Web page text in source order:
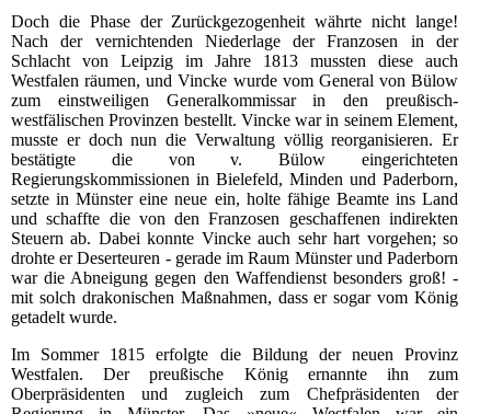
Doch die Phase der Zurückgezogenheit währte nicht lange!
Nach der vernichtenden Niederlage der Franzosen in der
Schlacht von Leipzig im Jahre 1813 mussten diese auch
Westfalen räumen, und Vincke wurde vom General von Bülow
zum einstweiligen Generalkommissar in den preußisch-
westfälischen Provinzen bestellt. Vincke war in seinem Element,
musste er doch nun die Verwaltung völlig reorganisieren. Er
bestätigte die von v. Bülow eingerichteten
Regierungskommissionen in Bielefeld, Minden und Paderborn,
setzte in Münster eine neue ein, holte fähige Beamte ins Land
und schaffte die von den Franzosen geschaffenen indirekten
Steuern ab. Dabei konnte Vincke auch sehr hart vorgehen; so
drohte er Deserteuren - gerade im Raum Münster und Paderborn
war die Abneigung gegen den Waffendienst besonders groß! -
mit solch drakonischen Maßnahmen, dass er sogar vom König
getadelt wurde.
Im Sommer 1815 erfolgte die Bildung der neuen Provinz
Westfalen. Der preußische König ernannte ihn zum
Oberpräsidenten und zugleich zum Chefpräsidenten der